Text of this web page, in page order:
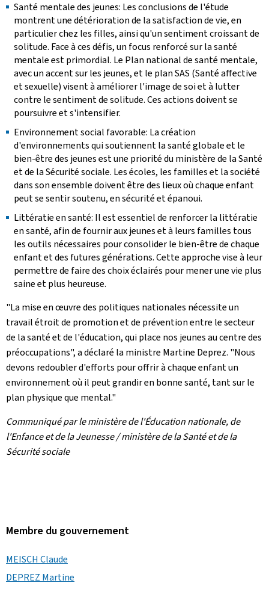
Santé mentale des jeunes: Les conclusions de l'étude
montrent une détérioration de la satisfaction de vie, en
particulier chez les filles, ainsi qu'un sentiment croissant de
solitude. Face à ces défis, un focus renforcé sur la santé
mentale est primordial. Le Plan national de santé mentale,
avec un accent sur les jeunes, et le plan SAS (Santé affective
et sexuelle) visent à améliorer l'image de soi et à lutter
contre le sentiment de solitude. Ces actions doivent se
poursuivre et s'intensifier.
Environnement social favorable: La création
d'environnements qui soutiennent la santé globale et le
bien-être des jeunes est une priorité du ministère de la Santé
et de la Sécurité sociale. Les écoles, les familles et la société
dans son ensemble doivent être des lieux où chaque enfant
peut se sentir soutenu, en sécurité et épanoui.
Littératie en santé: Il est essentiel de renforcer la littératie
en santé, afin de fournir aux jeunes et à leurs familles tous
les outils nécessaires pour consolider le bien-être de chaque
enfant et des futures générations. Cette approche vise à leur
permettre de faire des choix éclairés pour mener une vie plus
saine et plus heureuse.
"La mise en œuvre des politiques nationales nécessite un
travail étroit de promotion et de prévention entre le secteur
de la santé et de l'éducation, qui place nos jeunes au centre des
préoccupations", a déclaré la ministre Martine Deprez. "Nous
devons redoubler d'efforts pour offrir à chaque enfant un
environnement où il peut grandir en bonne santé, tant sur le
plan physique que mental."
Communiqué par le ministère de l'Éducation nationale, de
l'Enfance et de la Jeunesse / ministère de la Santé et de la
Sécurité sociale
Membre du gouvernement
MEISCH Claude
DEPREZ Martine